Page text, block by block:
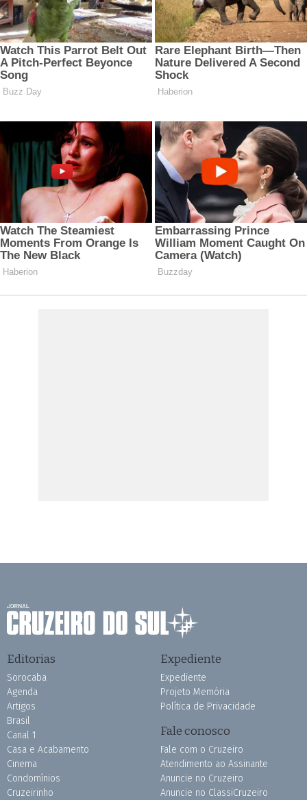
Editorias
Sorocaba
Agenda
Artigos
Brasil
Canal 1
Casa e Acabamento
Cinema
Condomínios
Cruzeirinho
Expediente
Expediente
Projeto Memória
Política de Privacidade
Fale conosco
Fale com o Cruzeiro
Atendimento ao Assinante
Anuncie no Cruzeiro
Anuncie no ClassiCruzeiro